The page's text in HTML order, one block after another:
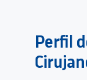
Perfil